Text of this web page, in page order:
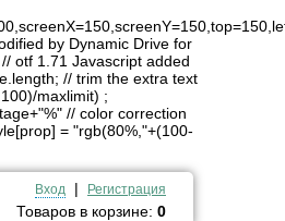
by Dynamic Drive for
otf 1.71 Javascript added
// trim the extra text
maxlimit) ;
// color correction
= "rgb(80%,"+(100-
Вход | Регистрация
Товаров в корзине: 0